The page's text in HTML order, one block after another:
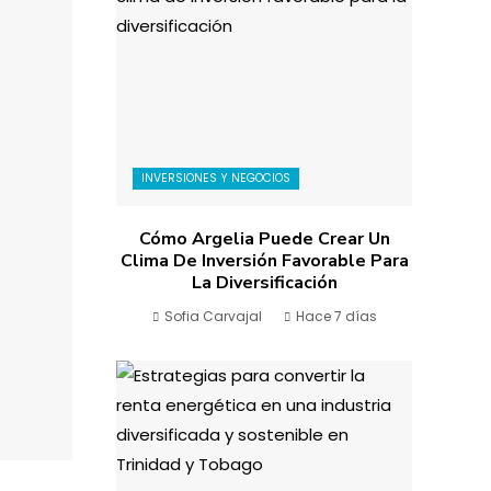
INVERSIONES Y NEGOCIOS
Cómo Argelia Puede Crear Un
Clima De Inversión Favorable Para
La Diversificación
Sofia Carvajal Hace 7 días